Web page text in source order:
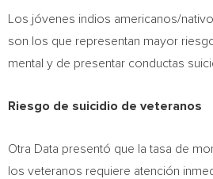
Los jóvenes indios americanos/
son los que representan mayor
mental y de presentar conductas
Riesgo de suicidio de veteranos
Otra Data presentó que la tasa de
los veteranos requiere atención